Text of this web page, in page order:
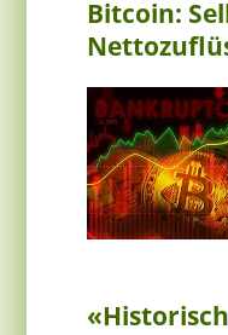
Bitcoin: